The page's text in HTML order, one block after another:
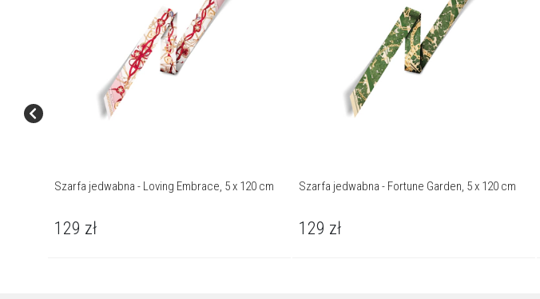
Szarfa jedwabna - Loving Embrace, 5 x 120 cm
129 zł
Szarfa jedwabna - Fortune Garden, 5 x 120 cm
129 zł